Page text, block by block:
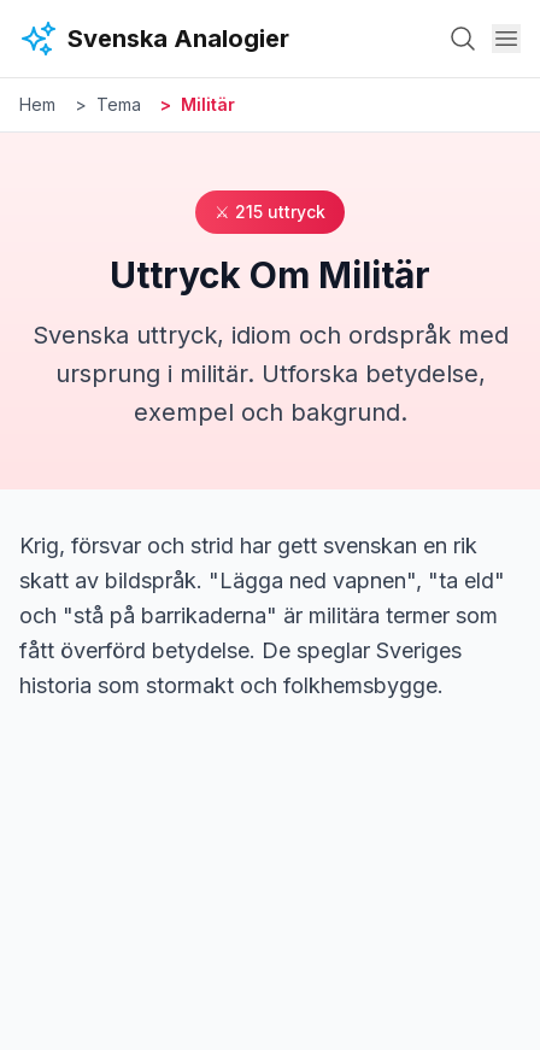
Svenska Analogier
Hem Tema Militär
⚔️ 215 uttryck
Uttryck Om Militär
Svenska uttryck, idiom och ordspråk med
ursprung i militär. Utforska betydelse,
exempel och bakgrund.
Krig, försvar och strid har gett svenskan en rik
skatt av bildspråk. "Lägga ned vapnen", "ta eld"
och "stå på barrikaderna" är militära termer som
fått överförd betydelse. De speglar Sveriges
historia som stormakt och folkhemsbygge.